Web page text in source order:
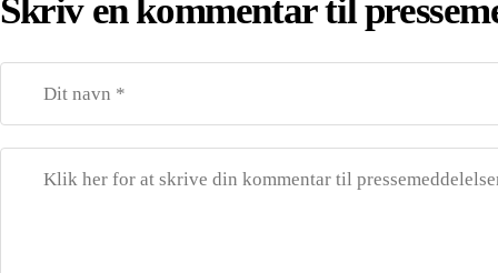
Skriv en kommentar til